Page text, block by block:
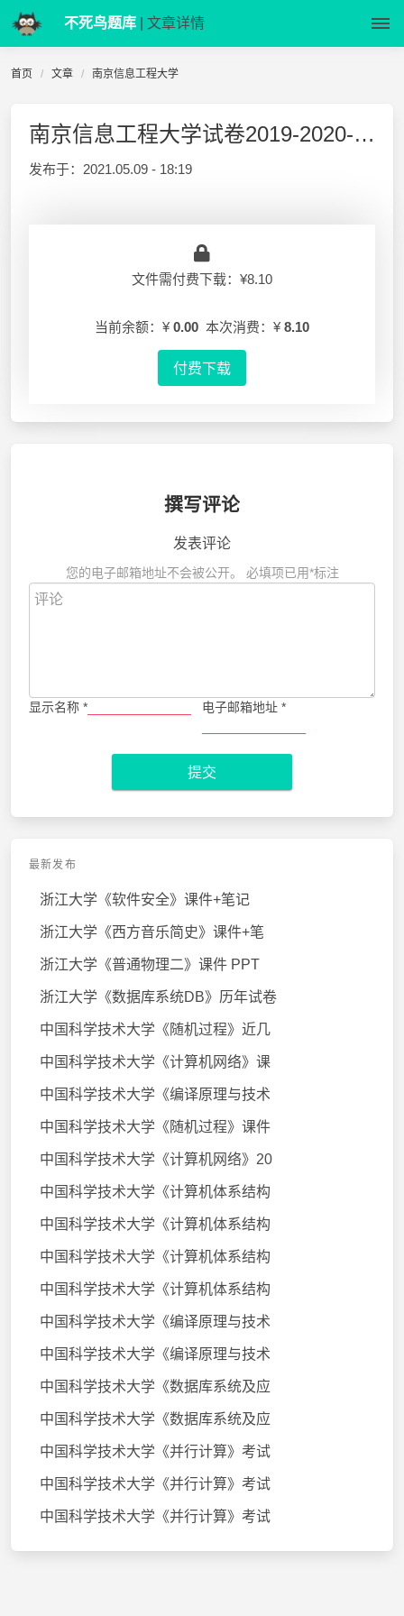
不死鸟题库 | 文章详情
首页 文章 南京信息工程大学
南京信息工程大学试卷2019-2020-1大学语文试卷A
发布于： 2021.05.09 - 18:19
文件需付费下载：¥8.10
当前余额：¥ 0.00 本次消费：¥ 8.10
付费下载
撰写评论
发表评论
您的电子邮箱地址不会被公开。 必填项已用*标注
显示名称 * 电子邮箱地址 *
提交
最新发布
浙江大学《软件安全》课件+笔记
浙江大学《西方音乐简史》课件+笔
浙江大学《普通物理二》课件 PPT
浙江大学《数据库系统DB》历年试卷
中国科学技术大学《随机过程》近几
中国科学技术大学《计算机网络》课
中国科学技术大学《编译原理与技术
中国科学技术大学《随机过程》课件
中国科学技术大学《计算机网络》20
中国科学技术大学《计算机体系结构
中国科学技术大学《计算机体系结构
中国科学技术大学《计算机体系结构
中国科学技术大学《计算机体系结构
中国科学技术大学《编译原理与技术
中国科学技术大学《编译原理与技术
中国科学技术大学《数据库系统及应
中国科学技术大学《数据库系统及应
中国科学技术大学《并行计算》考试
中国科学技术大学《并行计算》考试
中国科学技术大学《并行计算》考试